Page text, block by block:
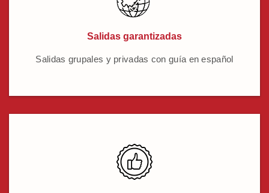
Salidas garantizadas
Salidas grupales y privadas con guía en español